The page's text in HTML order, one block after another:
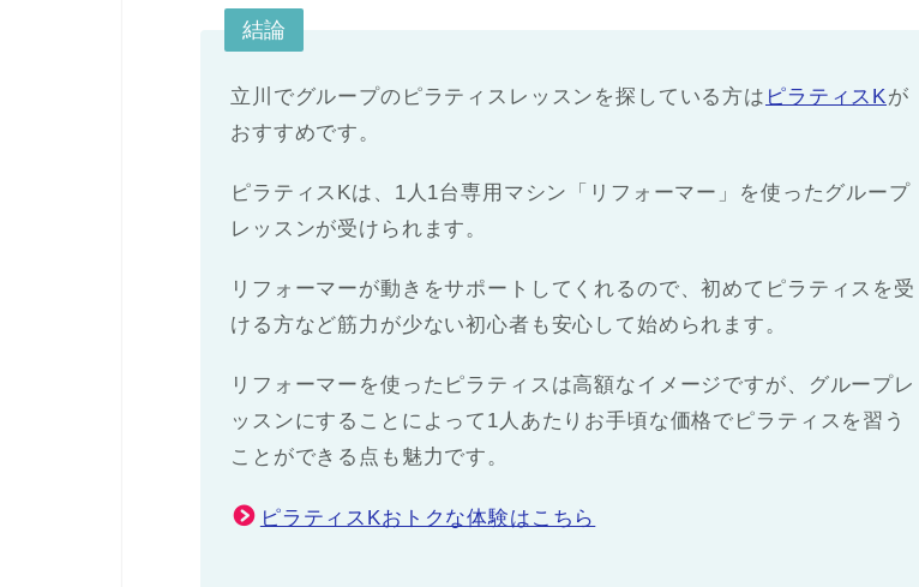
結論
立川でグループのピラティスレッスンを探している方は ピラティスKが
おすすめです。
ピラティスKは、1人1台専用マシン「リフォーマー」を使ったグループ
レッスンが受けられます。
リフォーマーが動きをサポートしてくれるので、初めてピラティスを受
ける方など筋力が少ない初心者も安心して始められます。
リフォーマーを使ったピラティスは高額なイメージですが、グループレ
ッスンにすることによって1人あたりお手頃な価格でピラティスを習う
ことができる点も魅力です。
ピラティスKおトクな体験はこちら